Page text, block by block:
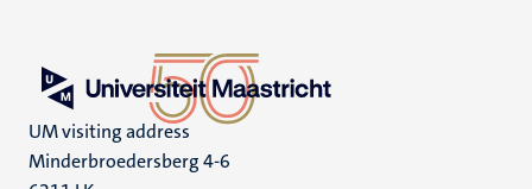
UM visiting address
Minderbroedersberg 4-6